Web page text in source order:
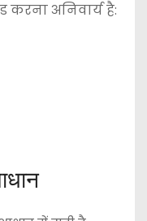
अनिवार्य है: